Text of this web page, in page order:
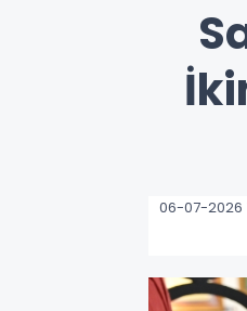
06-07-2026